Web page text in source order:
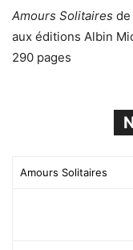
Amours Solitaires de
aux éditions Albin
290 pages
Amours Solitaires